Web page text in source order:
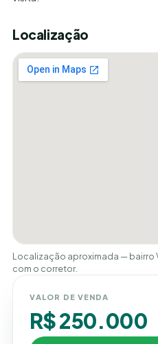
Localização
Localização aproximada — bairro
com o corretor.
VALOR DE VENDA
R$ 250.000